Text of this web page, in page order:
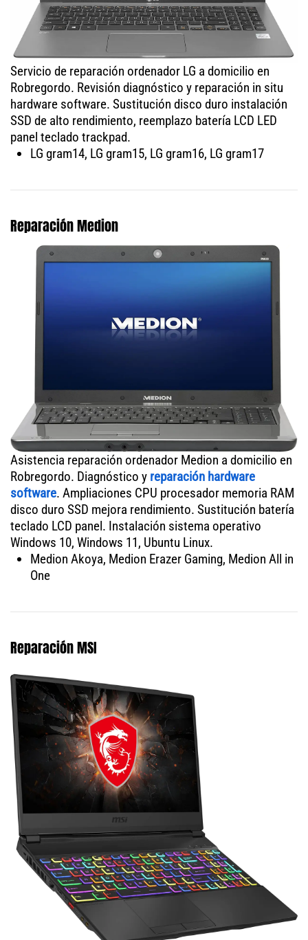
Servicio de reparación ordenador LG a domicilio en
Robregordo. Revisión diagnóstico y reparación in situ
hardware software. Sustitución disco duro instalación
SSD de alto rendimiento, reemplazo batería LCD LED
panel teclado trackpad.
LG gram14, LG gram15, LG gram16, LG gram17
Reparación Medion
Asistencia reparación ordenador Medion a domicilio en
Robregordo. Diagnóstico y reparación hardware
software. Ampliaciones CPU procesador memoria RAM
disco duro SSD mejora rendimiento. Sustitución batería
teclado LCD panel. Instalación sistema operativo
Windows 10, Windows 11, Ubuntu Linux.
Medion Akoya, Medion Erazer Gaming, Medion All in
One
Reparación MSI